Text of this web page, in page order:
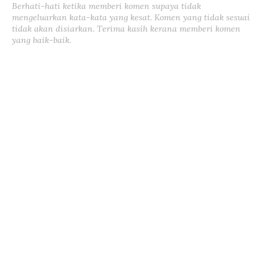
Berhati-hati ketika memberi komen supaya tidak
mengeluarkan kata-kata yang kesat. Komen yang tidak sesuai
tidak akan disiarkan. Terima kasih kerana memberi komen
yang baik-baik.